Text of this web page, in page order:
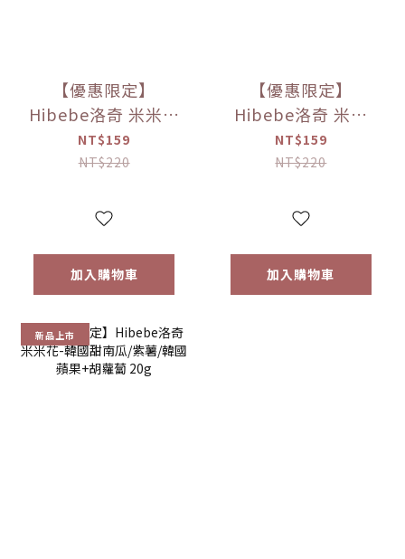
【優惠限定】
Hibebe洛奇 米米樂
長棒-蘋果/香蕉/花
椰菜/紫薯 30g
40g (12M+)
NT$159
NT$220
加入購物車
【優惠限定】
Hibebe洛奇 米米
花-ABC/李子 20g
NT$159
NT$220
加入購物車
新品上市